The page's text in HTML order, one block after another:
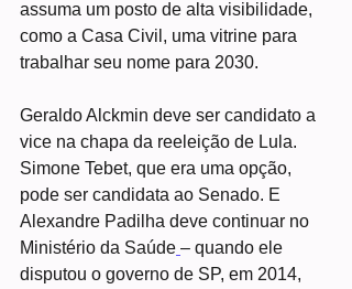
assuma um posto de alta visibilidade,
como a Casa Civil, uma vitrine para
trabalhar seu nome para 2030.
Geraldo Alckmin deve ser candidato a
vice na chapa da reeleição de Lula.
Simone Tebet, que era uma opção,
pode ser candidata ao Senado. E
Alexandre Padilha deve continuar no
Ministério da Saúde – quando ele
disputou o governo de SP, em 2014,